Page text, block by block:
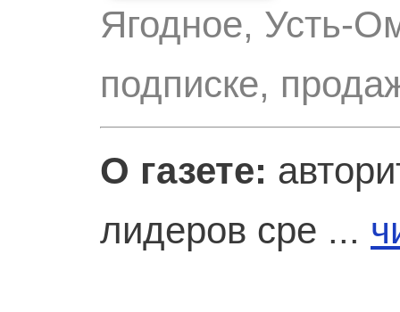
Ягодное, Усть-
подписке,
О газете:
лидеров сре ...